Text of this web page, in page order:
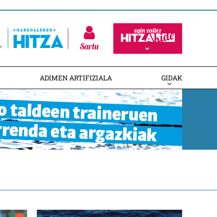
Sartu
ADIMEN ARTIFIZIALA GIDAK